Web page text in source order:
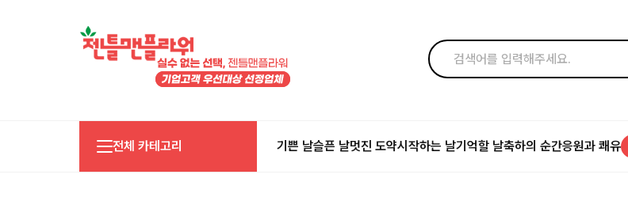
전체 카테고리 기쁜 날슬픈 날멋진 도약시작하는 날기억할 날축하의 순간응원과 쾌유